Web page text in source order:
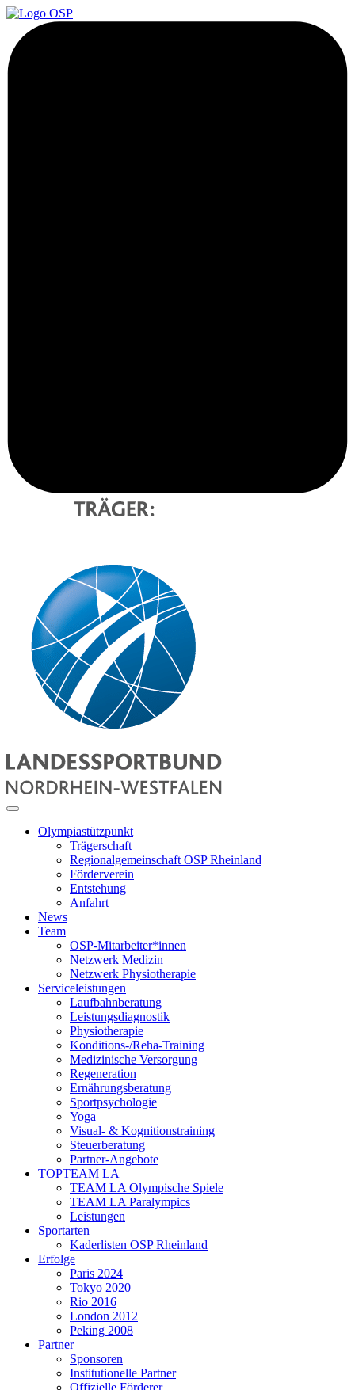
Olympiastützpunkt
Trägerschaft
Regionalgemeinschaft OSP Rheinland
Förderverein
Entstehung
Anfahrt
News
Team
OSP-Mitarbeiter*innen
Netzwerk Medizin
Netzwerk Physiotherapie
Serviceleistungen
Laufbahnberatung
Leistungsdiagnostik
Physiotherapie
Konditions-/Reha-Training
Medizinische Versorgung
Regeneration
Ernährungsberatung
Sportpsychologie
Yoga
Visual- & Kognitionstraining
Steuerberatung
Partner-Angebote
TOPTEAM LA
TEAM LA Olympische Spiele
TEAM LA Paralympics
Leistungen
Sportarten
Kaderlisten OSP Rheinland
Erfolge
Paris 2024
Tokyo 2020
Rio 2016
London 2012
Peking 2008
Partner
Sponsoren
Institutionelle Partner